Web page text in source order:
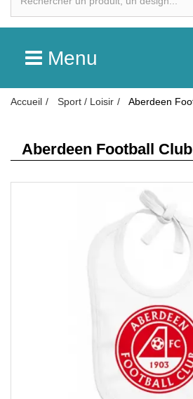
Menu
Accueil Sport / Loisir Aberdeen
Aberdeen Football